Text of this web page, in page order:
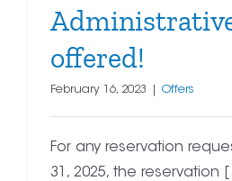
offered!
February 16, 2023 Offers
For any reservation
31, 2025, the reservation